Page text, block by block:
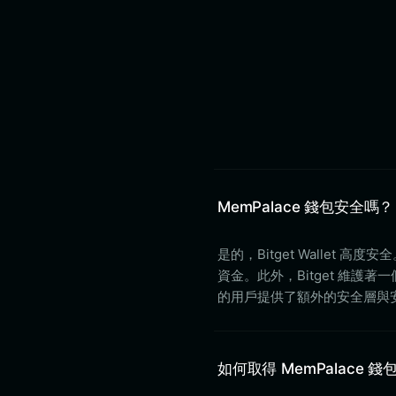
MemPalace 錢包安全嗎？
是的，Bitget Wallet 高度安
資金。此外，Bitget 維護著
的用戶提供了額外的安全層與
如何取得 MemPalace 錢